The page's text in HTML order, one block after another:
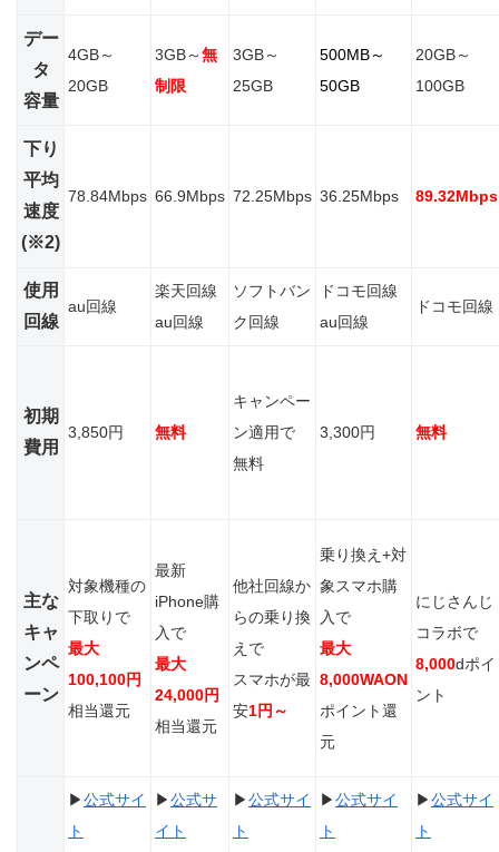
デー
タ
容量
4GB～
20GB
3GB～無
制限
3GB～
25GB
500MB～
50GB
20GB～
100GB
下り
平均
速度
(※2)
78.84Mbps 66.9Mbps 72.25Mbps 36.25Mbps 89.32Mbps
使用
回線
au回線
楽天回線
au回線
ソフトバン
ク回線
ドコモ回線
au回線
ドコモ回線
初期
費用
3,850円 無料
キャンペー
ン適用で
無料
3,300円 無料
主な
キャ
ンペ
ーン
対象機種の
下取りで
最大
100,100円
相当還元
最新
iPhone購
入で
最大
24,000円
相当還元
他社回線か
らの乗り換
えで
スマホが最
安1円～
乗り換え+対
象スマホ購
入で
最大
8,000WAON
ポイント還
元
にじさんじ
コラボで
8,000dポイ
ント
▶公式サイ
ト
▶公式サ
イト
▶公式サイ
ト
▶公式サイ
ト
▶公式サイ
ト